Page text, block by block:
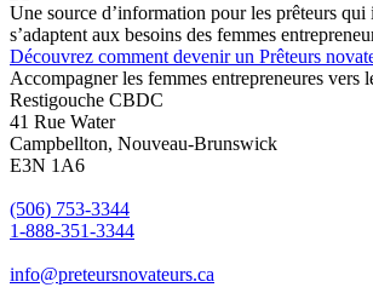
Une source d’information pour les prêteurs qui
s’adaptent aux besoins des femmes
Découvrez comment devenir un Prêteurs
Accompagner les femmes entrepreneures vers
Restigouche CBDC
41 Rue Water
Campbellton, Nouveau-Brunswick
E3N 1A6
(506) 753-3344
1-888-351-3344
info@preteursnovateurs.ca